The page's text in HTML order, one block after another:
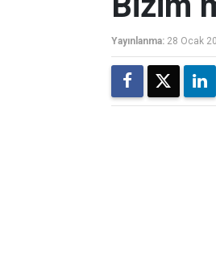
Yayınlanma: 28 Ocak